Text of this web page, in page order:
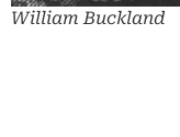
William Buckland